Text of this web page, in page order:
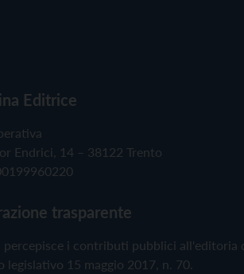
Editrice
Endrici, 14 – 38122 Trento
trasparente
percepisce i contributi pubblici all'editoria
legislativo 15 maggio 2017, n. 70.